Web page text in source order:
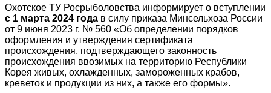
Охотское ТУ Росрыболовства информирует о вступлении
с 1 марта 2024 года в силу приказа Минсельхоза России
от 9 июня 2023 г. № 560 «Об определении порядков
оформления и утверждения сертификата
происхождения, подтверждающего законность
происхождения ввозимых на территорию Республики
Корея живых, охлажденных, замороженных крабов,
креветок и продукции из них, а также его формы».